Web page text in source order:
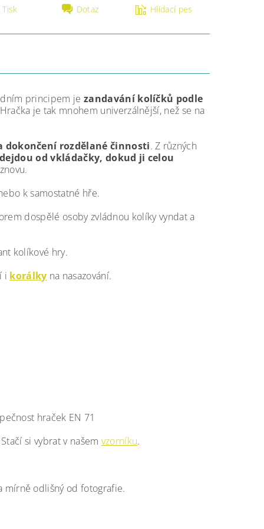
Tisk Dotaz Hlídací pes
principem je zandavání kolíčků podle
je tak mnohem univerzálnější, než se na
dokončení rozdělané činnosti. Z různých
od vkládačky, dokud ji celou
k samostatné hře.
dospělé osoby zvládnou kolíky vyndat a
kolíkové hry.
i korálky na nasazování.
hraček EN 71
si vybrat v našem vzorníku.
mírně odlišný od fotografie.